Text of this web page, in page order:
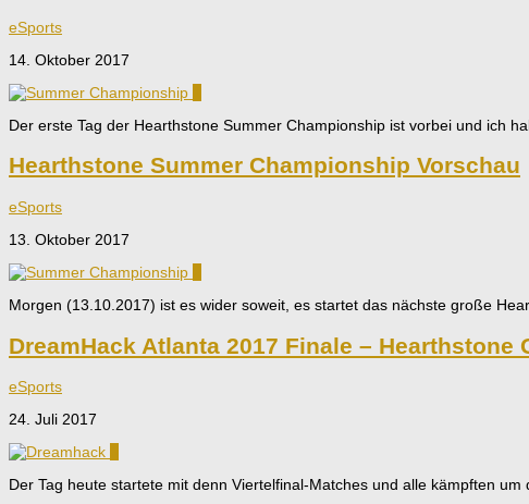
eSports
14. Oktober 2017
Der erste Tag der Hearthstone Summer Championship ist vorbei und ich
Hearthstone Summer Championship Vorschau
eSports
13. Oktober 2017
Morgen (13.10.2017) ist es wider soweit, es startet das nächste große
DreamHack Atlanta 2017 Finale – Hearthstone
eSports
24. Juli 2017
Der Tag heute startete mit denn Viertelfinal-Matches und alle kämpften